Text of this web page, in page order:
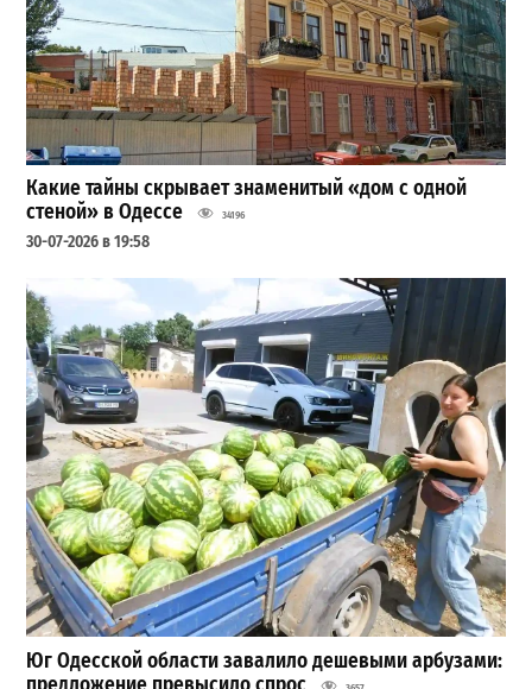
Какие тайны скрывает знаменитый «дом с одной
стеной» в Одессе
34196
30-07-2026 в 19:58
Юг Одесской области завалило дешевыми арбузами: